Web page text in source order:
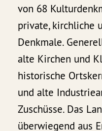
von 68
private, kirchliche
Denkmale.
alte Kirchen und
historische
und alte
Zuschüsse. Das
überwiegend aus